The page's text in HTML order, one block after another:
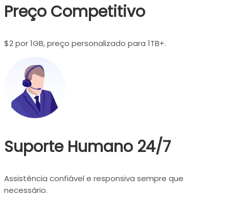
Preço Competitivo
$2 por 1GB, preço personalizado para 1TB+.
Suporte Humano 24/7
Assistência confiável e responsiva sempre que
necessário.